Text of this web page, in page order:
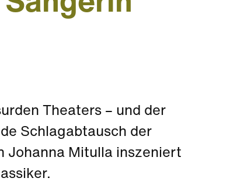
Theaters – und der
Schlagabtausch der
Johanna Mitulla inszeniert